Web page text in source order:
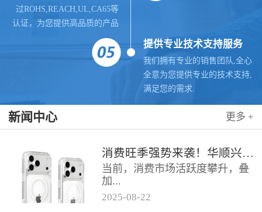
过ROHS,REACH,UL,CA65等
认证，为您提供高品质的产品
提供专业技术支持服务
我们拥有专业的销售团队,全心
全意为您提供专业的技术支持,
满足您的需求.
新闻中心 更多 +
消费旺季强势来袭！华顺兴业携手科思创 TPU，为手机护套行业注入破局新动能，抢占市场制高点
当前，消费市场活跃度攀升，叠
加...
2025-08-22